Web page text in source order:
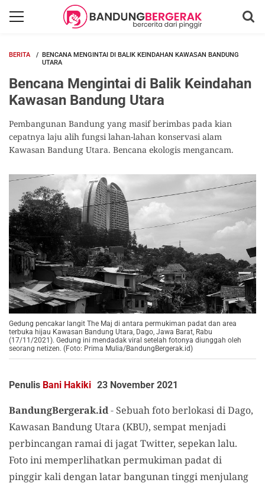
BERITA
BENCANA MENGINTAI DI BALIK KEINDAHAN KAWASAN BANDUNG
UTARA
Bencana Mengintai di Balik Keindahan
Kawasan Bandung Utara
Pembangunan Bandung yang masif berimbas pada kian
cepatnya laju alih fungsi lahan-lahan konservasi alam
Kawasan Bandung Utara. Bencana ekologis mengancam.
Gedung pencakar langit The Maj di antara permukiman padat dan area
terbuka hijau Kawasan Bandung Utara, Dago, Jawa Barat, Rabu
(17/11/2021). Gedung ini mendadak viral setelah fotonya diunggah oleh
seorang netizen. (Foto: Prima Mulia/BandungBergerak.id)
Penulis Bani Hakiki 23 November 2021
BandungBergerak.id- Sebuah foto berlokasi di Dago,
Kawasan Bandung Utara (KBU), sempat menjadi
perbincangan ramai di jagat Twitter, sepekan lalu.
Foto ini memperlihatkan permukiman padat di
pinggir kali dengan latar bangunan tinggi menjulang